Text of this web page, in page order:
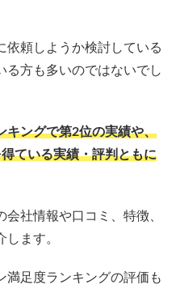
依頼しようか検討している
る方も多いのではないでし
キングで第2位の実績や、
ている実績・評判ともに
社情報や口コミ、特徴、
ます。
満足度ランキングの評価も